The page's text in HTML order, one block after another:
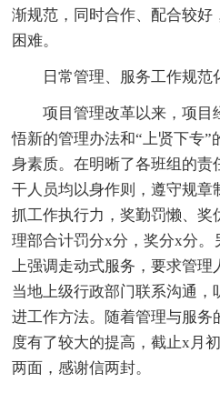
渐规范，同时合作、配合较好
困难。
日常管理、服务工作规范
项目管理改革以来，项目
悟新的管理办法和“上贤下专”
身素质。在明晰了各班组的责
干人员均以身作则，遵守规章
抓工作执行力，奖勤罚懒、
理部合计罚分x分，奖分x分。
上强调走动式服务，要求管理
当地上级行政部门联系沟通，
进工作方法。随着管理与服务
度有了较大的提高，截止x月
两面，感谢信两封。